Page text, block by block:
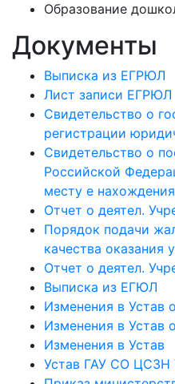
Образование
Документы
Выписка из ЕГРЮЛ
Лист записи ЕГРЮЛ
Свидетельство о
регистрации
Свидетельство о
Российской
месту е нахождения
Отчет о деятел.
Порядок подачи
качества оказания
Отчет о деятел.
Выписка из ЕГЮЛ
Изменения в Устав
Изменения в Устав
Изменения в Устав
Устав ГАУ СО ЦСЗН